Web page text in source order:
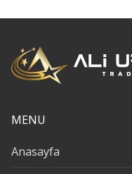
MENU
Anasayfa